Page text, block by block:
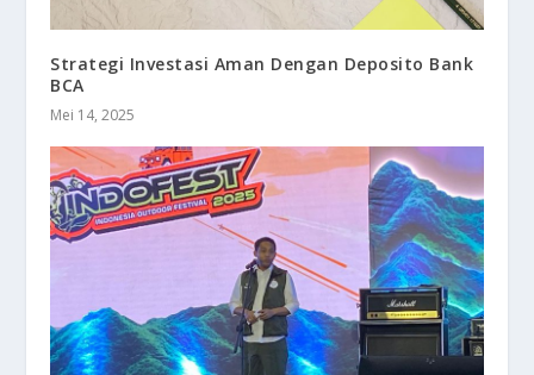
Strategi Investasi Aman Dengan Deposito Bank
BCA
Mei 14, 2025